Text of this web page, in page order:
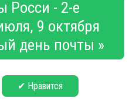
Росси - 2-е
9 октября
день почты »
✔ Нравится